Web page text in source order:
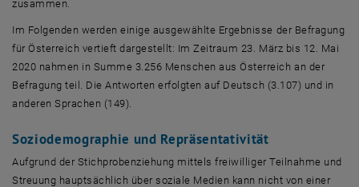
zusammen.
Im Folgenden werden einige ausgewählte Ergebnisse der Befragung
für Österreich vertieft dargestellt: Im Zeitraum 23. März bis 12. Mai
2020 nahmen in Summe 3.256 Menschen aus Österreich an der
Befragung teil. Die Antworten erfolgten auf Deutsch (3.107) und in
anderen Sprachen (149).
Soziodemographie und Repräsentativität
Aufgrund der Stichprobenziehung mittels freiwilliger Teilnahme und
Streuung hauptsächlich über soziale Medien kann nicht von einer